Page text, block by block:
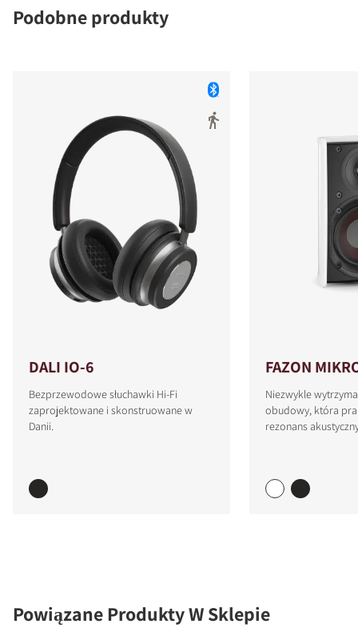
Podobne produkty
DALI IO-6
Bezprzewodowe słuchawki Hi-Fi
zaprojektowane i skonstruowane w
Danii.
FAZON
Niezwykle
obudowy, która
rezonans
Powiązane Produkty W Sklepie